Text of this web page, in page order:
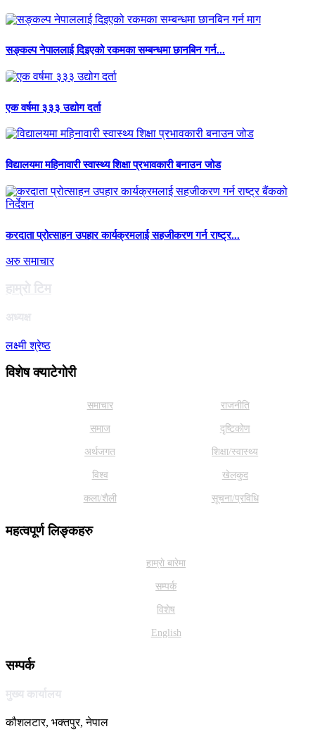
सङ्कल्प नेपाललाई दिइएको रकमका सम्बन्धमा छानबिन गर्न...
एक वर्षमा ३३३ उद्योग दर्ता
विद्यालयमा महिनावारी स्वास्थ्य शिक्षा प्रभावकारी बनाउन जोड
करदाता प्रोत्साहन उपहार कार्यक्रमलाई सहजीकरण गर्न राष्ट्र...
अरु समाचार
हाम्राे टिम
अध्यक्ष
लक्ष्मी श्रेष्ठ
विशेष क्याटेगाेरी
समाचार राजनीति
समाज दृष्टिकोण
अर्थजगत शिक्षा/स्वास्थ्य
विश्व खेलकुद
कला/शैली सूचना/प्रविधि
महत्वपूर्ण लिङ्कहरु
हाम्राे बारेमा
सम्पर्क
विशेष
English
सम्पर्क
मुख्य कार्यालय
कौशलटार, भक्तपुर, नेपाल